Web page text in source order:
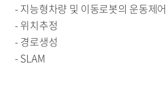
- 지능형차량 및 이동로봇의 운동제어
- 위치추정
- 경로생성
- SLAM